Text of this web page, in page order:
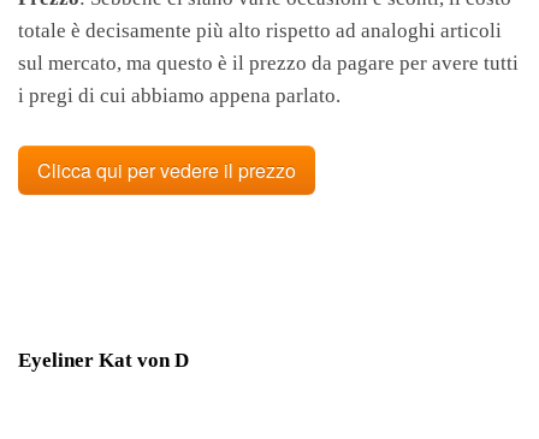
totale è decisamente più alto rispetto ad analoghi articoli
sul mercato, ma questo è il prezzo da pagare per avere tutti
i pregi di cui abbiamo appena parlato.
Clicca qui per vedere il prezzo
Eyeliner Kat von D